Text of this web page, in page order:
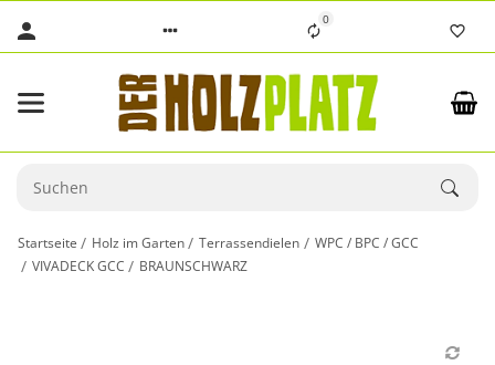
0
Startseite Holz im Garten Terrassendielen
WPC / BPC / GCC
VIVADECK GCC
BRAUNSCHWARZ